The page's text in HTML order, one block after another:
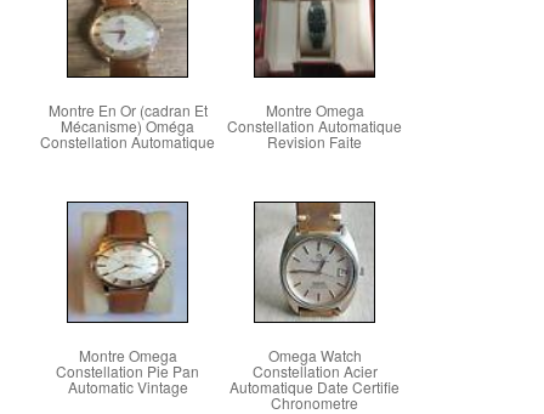
Montre En Or (cadran Et
Mécanisme) Oméga
Constellation Automatique
Montre Omega
Constellation Automatique
Revision Faite
Montre Omega
Constellation Pie Pan
Automatic Vintage
Omega Watch
Constellation Acier
Automatique Date Certifie
Chronometre